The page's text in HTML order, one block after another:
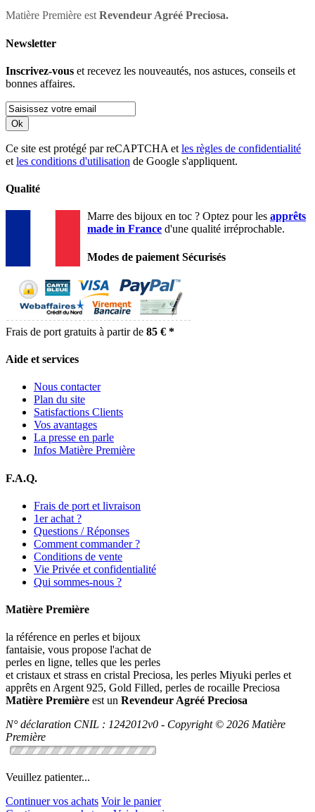
Matière Première est Revendeur Agréé Preciosa.
Newsletter
Inscrivez-vous et recevez les nouveautés, nos astuces, conseils et
bonnes affaires.
Ok
Ce site est protégé par reCAPTCHA et les règles de confidentialité
et les conditions d'utilisation de Google s'appliquent.
Qualité
Marre des bijoux en toc ? Optez pour les apprêts
made in France d'une qualité irréprochable.
Modes de paiement Sécurisés
Frais de port gratuits à partir de 85 € *
Aide et services
Nous contacter
Plan du site
Satisfactions Clients
Vos avantages
La presse en parle
Infos Matière Première
F.A.Q.
Frais de port et livraison
1er achat ?
Questions / Réponses
Comment commander ?
Conditions de vente
Vie Privée et confidentialité
Qui sommes-nous ?
Matière Première
la référence en perles et bijoux
fantaisie, vous propose l'achat de
perles en ligne, telles que les perles
et cristaux et strass en cristal Preciosa, les perles Miyuki perles et
apprêts en Argent 925, Gold Filled, perles de rocaille Preciosa
Matière Première est un Revendeur Agréé Preciosa
N° déclaration CNIL : 1242012v0 - Copyright © 2026 Matière
Première
Veuillez patienter...
Continuer vos achats Voir le panier